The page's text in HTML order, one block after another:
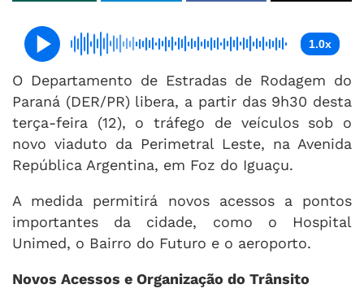
1.0x
O Departamento de Estradas de Rodagem do
Paraná (DER/PR) libera, a partir das 9h30 desta
terça-feira (12), o tráfego de veículos sob o
novo viaduto da Perimetral Leste, na Avenida
República Argentina, em Foz do Iguaçu.
A medida permitirá novos acessos a pontos
importantes da cidade, como o Hospital
Unimed, o Bairro do Futuro e o aeroporto.
Novos Acessos e Organização do Trânsito